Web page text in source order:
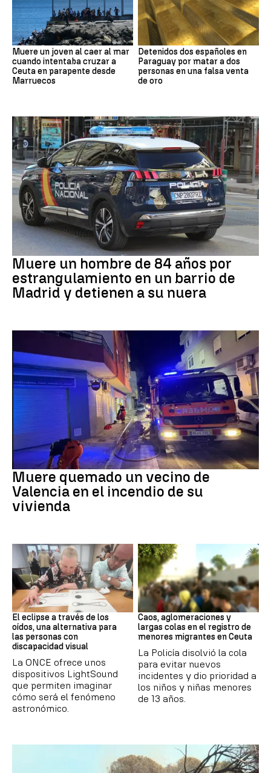
Muere un joven al caer al mar
cuando intentaba cruzar a
Ceuta en parapente desde
Marruecos
Detenidos dos españoles en
Paraguay por matar a dos
personas en una falsa venta
de oro
Muere un hombre de 84 años por
estrangulamiento en un barrio de
Madrid y detienen a su nuera
INCENDIO
Muere quemado un vecino de
Valencia en el incendio de su
vivienda
Eclipse solar
El eclipse a través de los
oídos, una alternativa para
las personas con
discapacidad visual
La ONCE ofrece unos
dispositivos LightSound
que permiten imaginar
cómo será el fenómeno
astronómico.
Ceuta
Caos, aglomeraciones y
largas colas en el registro de
menores migrantes en Ceuta
La Policía disolvió la cola
para evitar nuevos
incidentes y dio prioridad a
los niños y niñas menores
de 13 años.